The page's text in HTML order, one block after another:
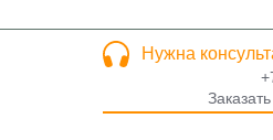
Нужна